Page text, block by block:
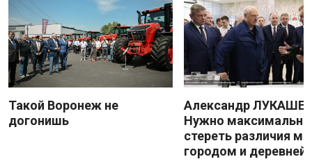
Такой Воронеж не
догонишь
Александр
Нужно максимально
стереть различия
городом и деревней